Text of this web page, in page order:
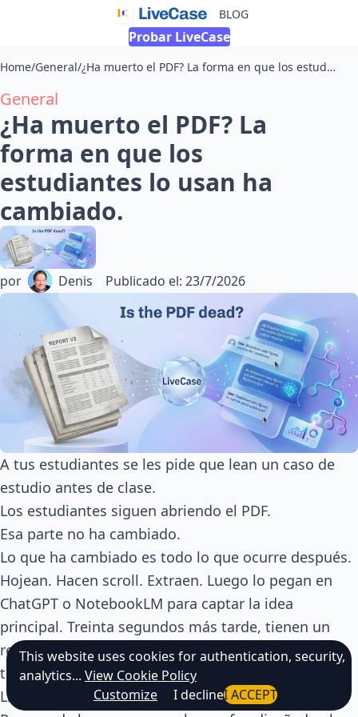
BLOG
Probar LiveCase
Home/General/ ¿Ha muerto el PDF? La forma en que los estudiantes lo usan ha cambiado.
General
¿Ha muerto el PDF? La
forma en que los
estudiantes lo usan ha
cambiado.
por Denis Publicado el: 23/7/2026
A tus estudiantes se les pide que lean un caso de
estudio antes de clase.
Los estudiantes siguen abriendo el PDF.
Esa parte no ha cambiado.
Lo que ha cambiado es todo lo que ocurre después.
Hojean. Hacen scroll. Extraen. Luego lo pegan en
ChatGPT o NotebookLM para captar la idea
principal. Treinta segundos más tarde, tienen un
resumen limpio, los puntos clave y hasta algunos
temas de debate.
Llegan a clase "preparados."
This website uses cookies for authentication, security,
analytics... View Cookie Policy
Customize
I declineI ACCEPT